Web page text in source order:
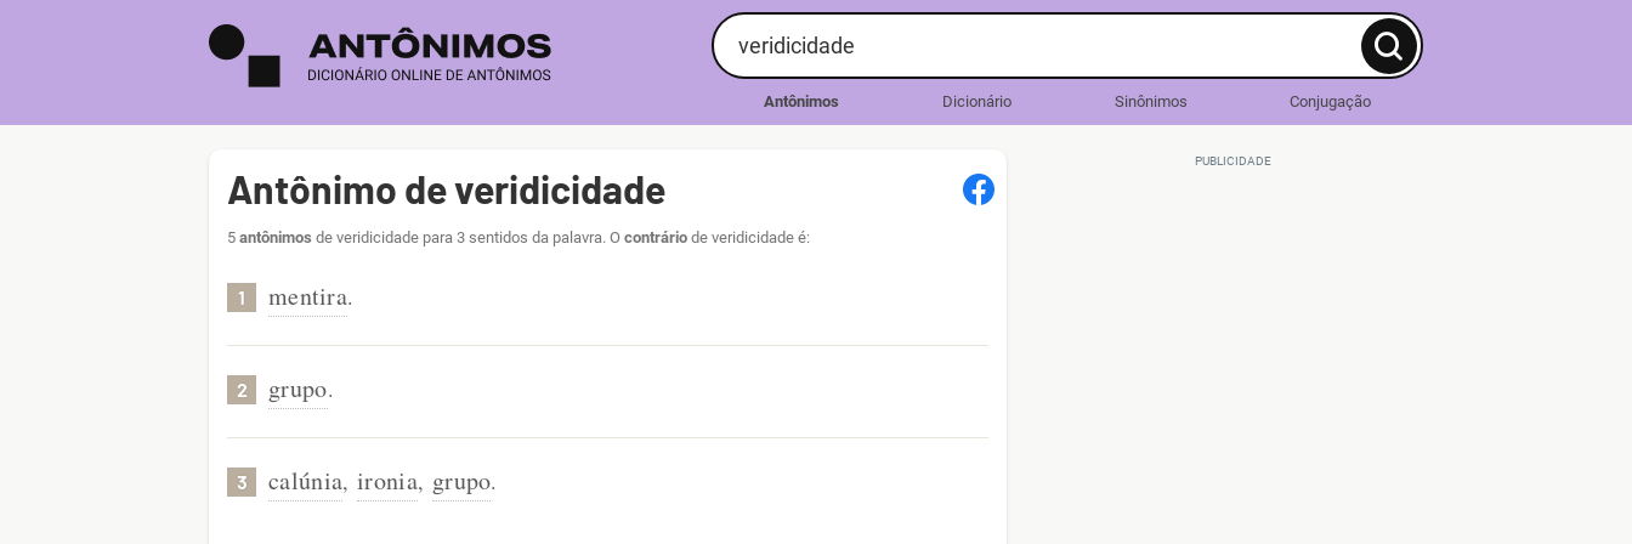
Antônimos Dicionário Sinônimos Conjugação
Antônimo de veridicidade
5 antônimos de veridicidade para 3 sentidos da palavra. O contrário de veridicidade é:
1 mentira.
2 grupo.
3 calúnia, ironia, grupo.